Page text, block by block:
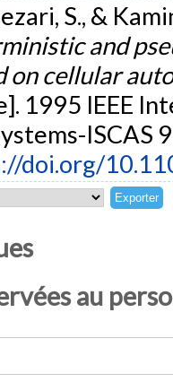
S., &
and
on cellular
1995 IEEE
ISCAS
doi.org/
au